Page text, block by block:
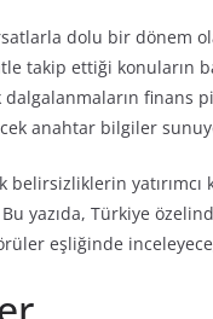
dolu bir dönem
takip ettiği konuların
finans
anahtar bilgiler
yatırımcı
yazıda, Türkiye
eşliğinde